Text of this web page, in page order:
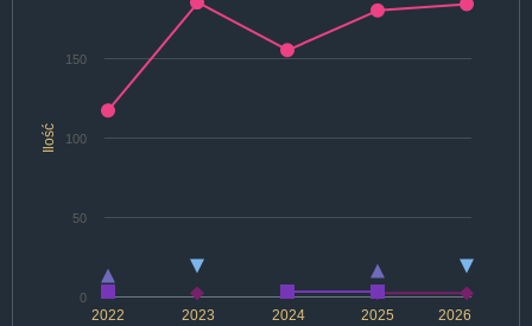
Ilość
2022 2024 2026
2023 2025
0
50
100
150